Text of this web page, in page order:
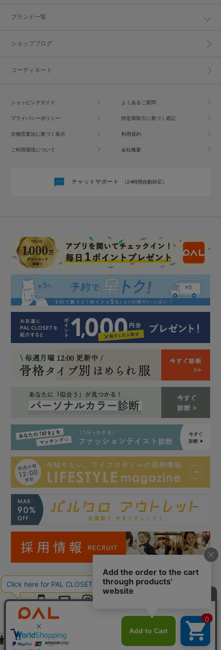
ブランド一覧
ショップブログ
コーディネート
ショッピングガイド よくあるご質問
プライバシーポリシー 特定商取引に基づく表記
古物営業法に基づく表示 利用規約
ご利用環境について 会社概要
チャットサポート （24時間自動対応）